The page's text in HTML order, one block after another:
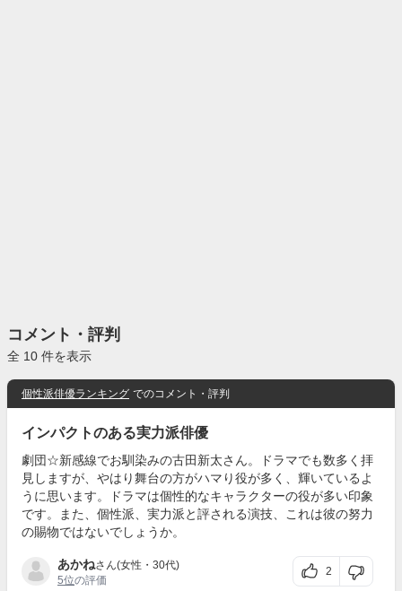
コメント・評判
全 10 件を表示
個性派俳優ランキング でのコメント・評判
インパクトのある実力派俳優
劇団☆新感線でお馴染みの古田新太さん。ドラマでも数多く拝
見しますが、やはり舞台の方がハマり役が多く、輝いているよ
うに思います。ドラマは個性的なキャラクターの役が多い印象
です。また、個性派、実力派と評される演技、これは彼の努力
の賜物ではないでしょうか。
あかねさん(女性・30代)
5位の評価
2